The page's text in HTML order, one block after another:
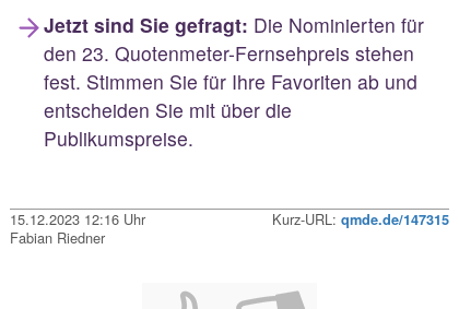
Jetzt sind Sie gefragt: Die Nominierten für
den 23. Quotenmeter-Fernsehpreis stehen
fest. Stimmen Sie für Ihre Favoriten ab und
entscheiden Sie mit über die
Publikumspreise.
15.12.2023 12:16 Uhr Kurz-URL: qmde.de/147315
Fabian Riedner